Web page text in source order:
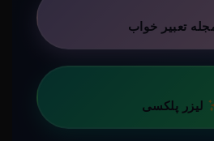
تعبیر خواب
لیزر پلکسی